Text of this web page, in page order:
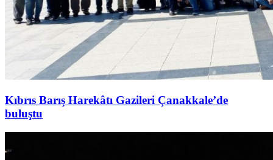
Kıbrıs Barış Harekâtı Gazileri Çanakkale’de
buluştu